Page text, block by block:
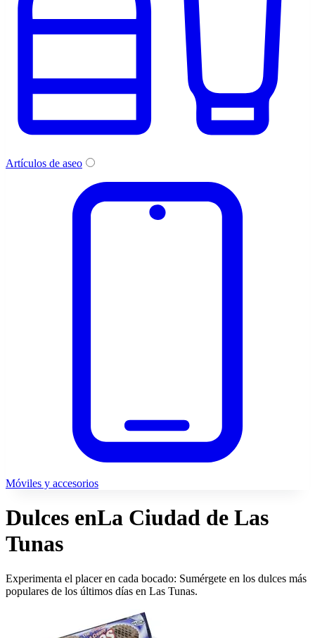
Artículos de aseo
Móviles y accesorios
Dulces enLa Ciudad de Las
Tunas
Experimenta el placer en cada bocado: Sumérgete en los dulces más
populares de los últimos días en Las Tunas.